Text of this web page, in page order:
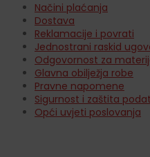
Načini plaćanja
Dostava
Reklamacije i povrati
Jednostrani raskid
Odgovornost za
Glavna obilježja robe
Pravne napomene
Sigurnost i zaštita
Opći uvjeti poslovanja